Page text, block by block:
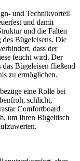
und Technikvorteil
und damit
und die Falten
Bügeleisens. Die
dass der
feucht wird. Der
Bügeleisen fließend
zu ermöglichen.
eine Rolle bei
schlicht,
Comfortboard
um Ihren Bügeltisch